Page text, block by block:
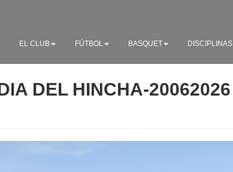
EL CLUB FÚTBOL BASQUET DISCIPLINAS
DEL HINCHA-20062026